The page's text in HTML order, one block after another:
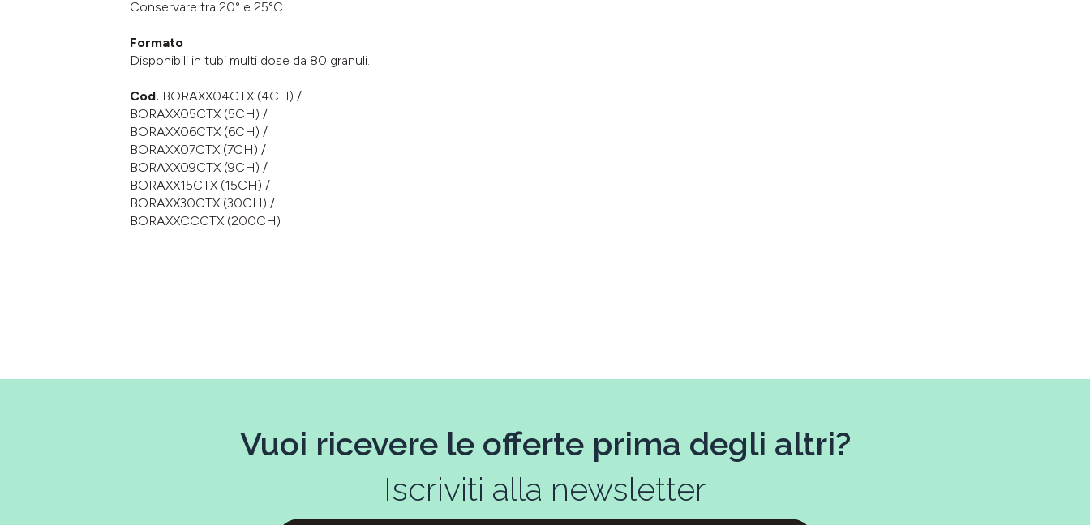
Conservare tra 20° e 25°C.
Formato
Disponibili in tubi multi dose da 80 granuli.
Cod. BORAXX04CTX (4CH) /
BORAXX05CTX (5CH) /
BORAXX06CTX (6CH) /
BORAXX07CTX (7CH) /
BORAXX09CTX (9CH) /
BORAXX15CTX (15CH) /
BORAXX30CTX (30CH) /
BORAXXCCCTX (200CH)
Vuoi ricevere le offerte prima degli altri?
Iscriviti alla newsletter